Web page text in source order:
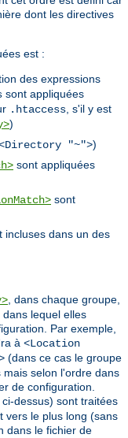
dont les directives
est :
des expressions
sont appliquées
.htaccess, s'il y est
)
"~">)
sont appliquées
sont
incluses dans un des
, dans chaque groupe,
lequel elles
Par exemple,
à <Location
(dans ce cas le groupe
selon l'ordre dans
de configuration.
dessus) sont traitées
vers le plus long (sans
dans le fichier de